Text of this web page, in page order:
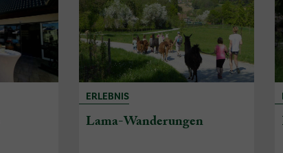
ERLEBNIS
Lama-Wanderungen